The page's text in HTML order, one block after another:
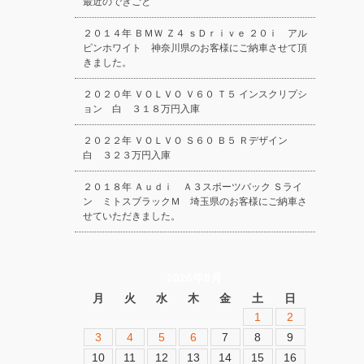
２０１４年 ＢＭＷ Ｚ４ ｓＤｒｉｖｅ ２０ｉ アル
ピンホワイト 神奈川県のお客様にご納車させて頂
きました。
２０２０年 ＶＯＬＶＯ Ｖ６０ Ｔ５ インスクリプシ
ョン 白 ３１８万円入庫
２０２２年 ＶＯＬＶＯ Ｓ６０ Ｂ５ Ｒデザイン
白 ３２３万円入庫
２０１８年 Ａｕｄｉ Ａ３スポーツバック Ｓライ
ン ミトスブラックＭ 埼玉県のお客様にご納車さ
せていただきました。
月
火 水 木 金 土
日
1
2
3
4 5 6 7 8
9
10
11 12 13 14 15
16